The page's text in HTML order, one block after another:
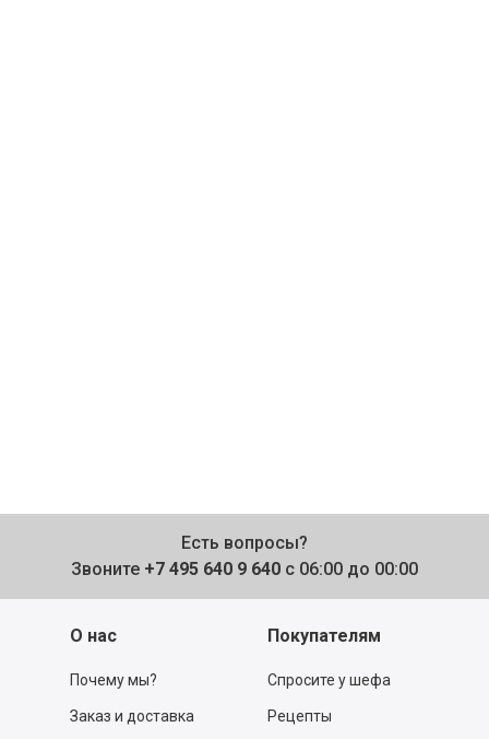
Есть вопросы?
Звоните +7 495 640 9 640 с 06:00 до 00:00
О нас
Почему мы?
Заказ и доставка
Покупателям
Спросите у шефа
Рецепты